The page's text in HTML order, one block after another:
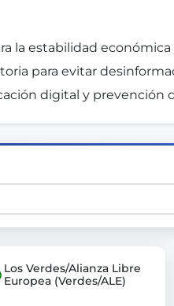
advanced
and transparency in
policy, or activism.
and bring politics closer
la estabilidad
para evitar
digital y prevención
Los Verdes/Alianza Libre
Europea (Verdes/ALE)